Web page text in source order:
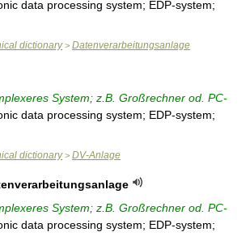
data processing system; EDP-system;
dictionary> Datenverarbeitungsanlage
System; z.B. Großrechner od. PC-
data processing system; EDP-system;
dictionary> DV-Anlage
System; z.B. Großrechner od. PC-
data processing system; EDP-system;